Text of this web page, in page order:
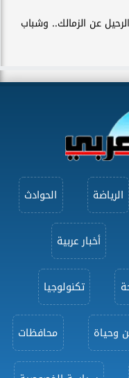
عن الزمالك.. وشباب
الرياضة الحوادث
أخبار عربية
تكنولوجيا
وحياة محافظات